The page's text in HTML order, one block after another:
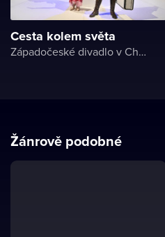
Cesta kolem světa
Západočeské divadlo v Chebu
Žánrově podobné